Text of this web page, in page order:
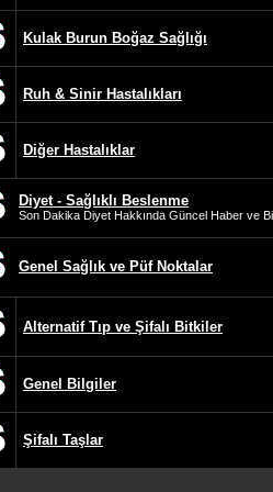
Kulak Burun Boğaz Sağlığı
Ruh & Sinir Hastalıkları
Diğer Hastalıklar
Diyet - Sağlıklı Beslenme
Son Dakika Diyet Hakkında Güncel Haber ve
Genel Sağlık ve Püf Noktalar
Alternatif Tıp ve Şifalı Bitkiler
Genel Bilgiler
Şifalı Taşlar